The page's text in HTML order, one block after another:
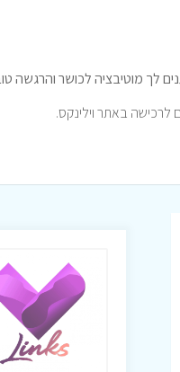
לך מוטיבציה לכושר והרגשה